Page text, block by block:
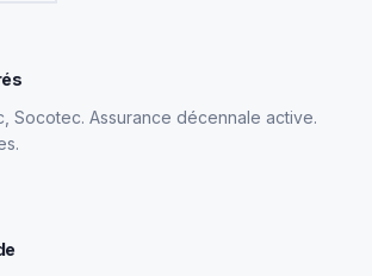
Socotec. Assurance décennale active.